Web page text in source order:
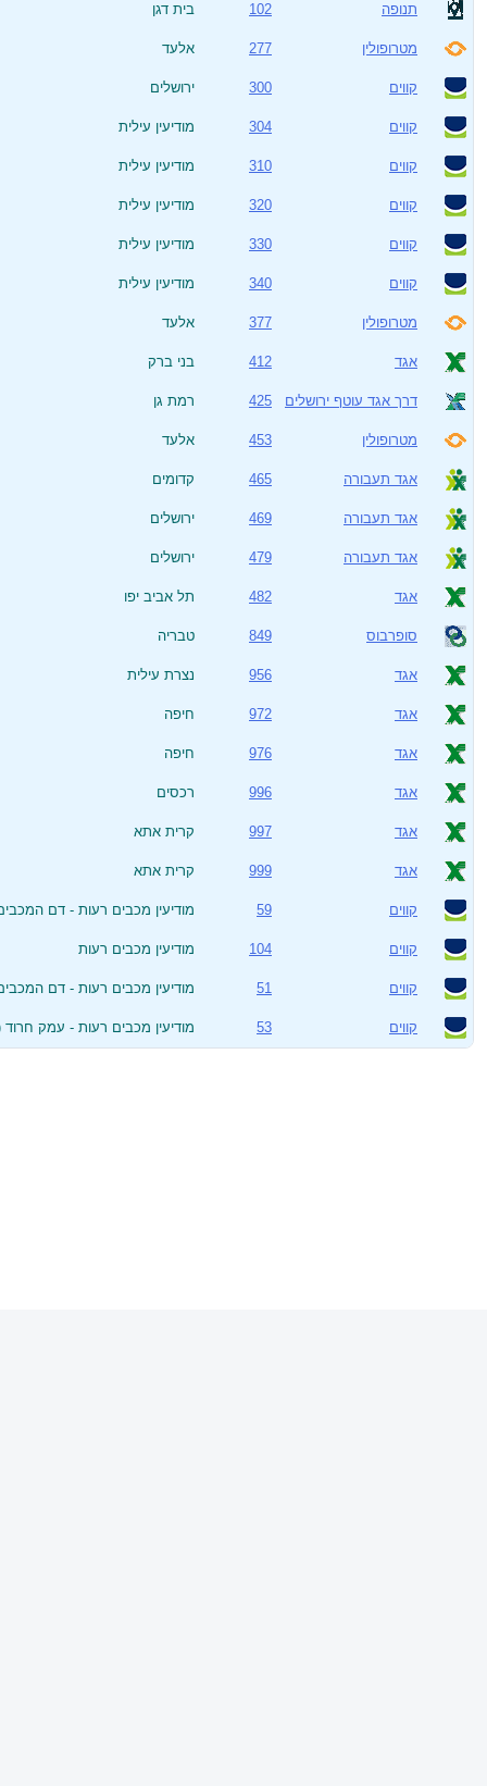
תנופה 102 בית דגן
מטרופולין 277 אלעד
קווים 300 ירושלים
קווים 304 מודיעין עילית
קווים 310 מודיעין עילית
קווים 320 מודיעין עילית
קווים 330 מודיעין עילית
קווים 340 מודיעין עילית
מטרופולין 377 אלעד
אגד 412 בני ברק
דרך אגד עוטף ירושלים 425 רמת גן
מטרופולין 453 אלעד
אגד תעבורה 465 קדומים
אגד תעבורה 469 ירושלים
אגד תעבורה 479 ירושלים
אגד 482 תל אביב יפו
סופרבוס 849 טבריה
אגד 956 נצרת עילית
אגד 972 חיפה
אגד 976 חיפה
אגד 996 רכסים
אגד 997 קרית אתא
אגד 999 קרית אתא
קווים 59 מודיעין מכבים רעות - דם
קווים 104 מודיעין מכבים רעות
קווים 51 מודיעין מכבים רעות - דם
קווים 53 מודיעין מכבים רעות - עמק